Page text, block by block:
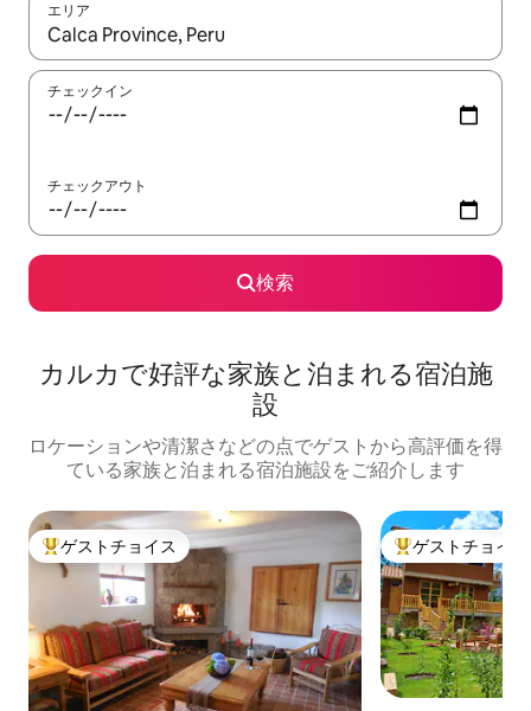
エリア
検索結果が表示されたら、上下の矢印キーを使って移動するか
チェックイン
チェックアウト
検索
カルカで好評な家族と泊まれる宿泊施
設
ロケーションや清潔さなどの点でゲストから高評価を得
ている家族と泊まれる宿泊施設をご紹介します
大好評のゲストチョイスです。
ゲストチョイス 大好評のゲスト
ゲストチョイス